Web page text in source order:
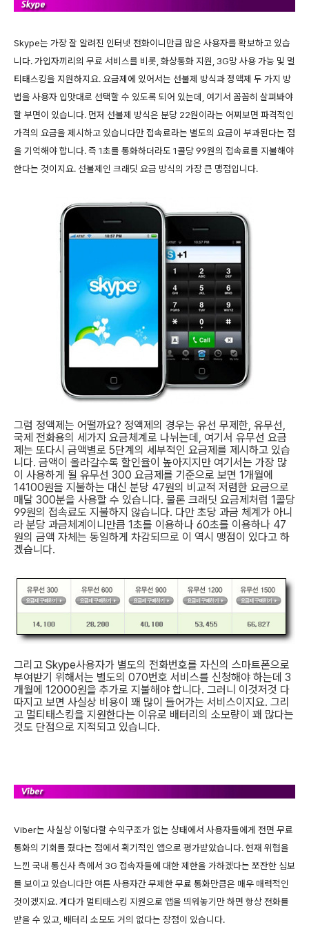
Skype는 가장 잘 알려진 인터넷 전화이니만큼 많은 사용자를 확보하고 있습
니다. 가입자끼리의 무료 서비스를 비롯, 화상통화 지원, 3G망 사용 가능 및 멀
티태스킹을 지원하지요. 요금제에 있어서는 선불제 방식과 정액제 두 가지 방
법을 사용자 입맛대로 선택할 수 있도록 되어 있는데, 여기서 꼼꼼히 살펴봐야
할 부면이 있습니다. 먼저 선불제 방식은 분당 22원이라는 어찌보면 파격적인
가격의 요금을 제시하고 있습니다만 접속료라는 별도의 요금이 부과된다는 점
을 기억해야 합니다. 즉 1초를 통화하더라도 1콜당 99원의 접속료를 지불해야
한다는 것이지요. 선불제인 크래딧 요금 방식의 가장 큰 맹점입니다.
그럼 정액제는 어떨까요? 정액제의 경우는 유선 무제한, 유무선,
국제 전화용의 세가지 요금체계로 나뉘는데, 여기서 유무선 요금
제는 또다시 금액별로 5단계의 세부적인 요금제를 제시하고 있습
니다. 금액이 올라갈수록 할인율이 높아지지만 여기서는 가장 많
이 사용하게 될 유무선 300 요금제를 기준으로 보면 1개월에
14100원을 지불하는 대신 분당 47원의 비교적 저렴한 요금으로
매달 300분을 사용할 수 있습니다. 물론 크래딧 요금제처럼 1콜당
99원의 접속료도 지불하지 않습니다. 다만 초당 과금 체계가 아니
라 분당 과금체계이니만큼 1초를 이용하나 60초를 이용하나 47
원의 금액 자체는 동일하게 차감되므로 이 역시 맹점이 있다고 하
겠습니다.
그리고 Skype사용자가 별도의 전화번호를 자신의 스마트폰으로
부여받기 위해서는 별도의 070번호 서비스를 신청해야 하는데 3
개월에 12000원을 추가로 지불해야 합니다. 그러니 이것저것 다
따지고 보면 사실상 비용이 꽤 많이 들어가는 서비스이지요. 그리
고 멀티태스킹을 지원한다는 이유로 배터리의 소모량이 꽤 많다는
것도 단점으로 지적되고 있습니다.
Viber는 사실상 이렇다할 수익구조가 없는 상태에서 사용자들에게 전면 무료
통화의 기회를 줬다는 점에서 획기적인 앱으로 평가받았습니다. 현재 위협을
느낀 국내 통신사 측에서 3G 접속자들에 대한 제한을 가하겠다는 쪼잔한 심보
를 보이고 있습니다만 여튼 사용자간 무제한 무료 통화만큼은 매우 매력적인
것이겠지요. 게다가 멀티태스킹 지원으로 앱을 띄워놓기만 하면 항상 전화를
받을 수 있고, 배터리 소모도 거의 없다는 장점이 있습니다.